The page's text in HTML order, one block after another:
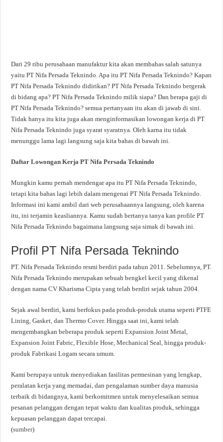
Dari 29 ribu perusahaan manufaktur kita akan membahas salah satunya
yaitu PT Nifa Persada Teknindo. Apa itu PT Nifa Persada Teknindo? Kapan
PT Nifa Persada Teknindo didirikan? PT Nifa Persada Teknindo bergerak
di bidang apa? PT Nifa Persada Teknindo milik siapa? Dan berapa gaji di
PT Nifa Persada Teknindo? semua pertanyaan itu akan di jawab di sini.
Tidak hanya itu kita juga akan menginformasikan lowongan kerja di PT
Nifa Persada Teknindo juga syarat syaratnya. Oleh karna itu tidak
menunggu lama lagi langsung saja kita bahas di bawah ini.
Daftar Lowongan Kerja PT Nifa Persada Teknindo
Mungkin kamu pernah mendengar apa itu PT Nifa Persada Teknindo,
tetapi kita bahas lagi lebih dalam mengenai PT Nifa Persada Teknindo.
Informasi ini kami ambil dari web perusahaannya langsung, oleh karena
itu, ini terjamin keasliannya. Kamu sudah bertanya tanya kan profile PT
Nifa Persada Teknindo bagaimana langsung saja simak di bawah ini.
Profil PT Nifa Persada Teknindo
PT. Nifa Persada Teknindo resmi berdiri pada tahun 2011. Sebelumnya, PT.
Nifa Persada Teknindo merupakan sebuah bengkel kecil yang dikenal
dengan nama CV Kharisma Cipta yang telah berdiri sejak tahun 2004.
Sejak awal berdiri, kami berfokus pada produk-produk utama seperti PTFE
Lining, Gasket, dan Thermo Cover. Hingga saat ini, kami telah
mengembangkan beberapa produk seperti Expansion Joint Metal,
Expansion Joint Fabric, Flexible Hose, Mechanical Seal, hingga produk-
produk Fabrikasi Logam secara umum.
Kami berupaya untuk menyediakan fasilitas permesinan yang lengkap,
peralatan kerja yang memadai, dan pengalaman sumber daya manusia
terbaik di bidangnya, kami berkomitmen untuk menyelesaikan semua
pesanan pelanggan dengan tepat waktu dan kualitas produk, sehingga
kepuasan pelanggan dapat tercapai.
(sumber)